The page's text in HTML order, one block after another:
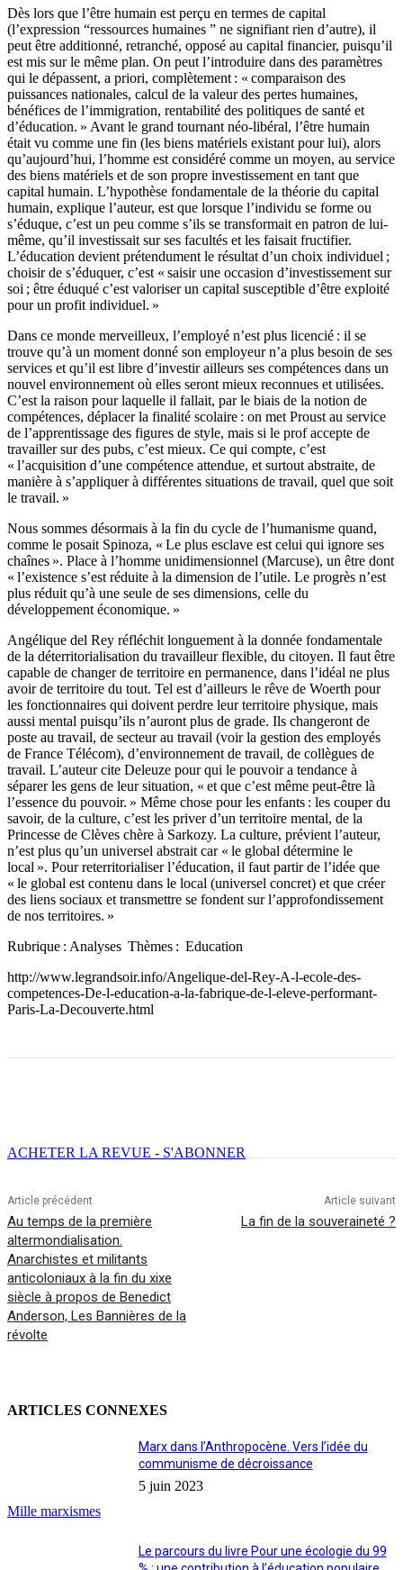
Dès lors que l’être humain est perçu en termes de capital
(l’expression “ressources humaines ” ne signifiant rien d’autre), il
peut être additionné, retranché, opposé au capital financier, puisqu’il
est mis sur le même plan. On peut l’introduire dans des paramètres
qui le dépassent, a priori, complètement : « comparaison des
puissances nationales, calcul de la valeur des pertes humaines,
bénéfices de l’immigration, rentabilité des politiques de santé et
d’éducation. » Avant le grand tournant néo-libéral, l’être humain
était vu comme une fin (les biens matériels existant pour lui), alors
qu’aujourd’hui, l’homme est considéré comme un moyen, au service
des biens matériels et de son propre investissement en tant que
capital humain. L’hypothèse fondamentale de la théorie du capital
humain, explique l’auteur, est que lorsque l’individu se forme ou
s’éduque, c’est un peu comme s’ils se transformait en patron de lui-
même, qu’il investissait sur ses facultés et les faisait fructifier.
L’éducation devient prétendument le résultat d’un choix individuel ;
choisir de s’éduquer, c’est « saisir une occasion d’investissement sur
soi ; être éduqué c’est valoriser un capital susceptible d’être exploité
pour un profit individuel. »
Dans ce monde merveilleux, l’employé n’est plus licencié : il se
trouve qu’à un moment donné son employeur n’a plus besoin de ses
services et qu’il est libre d’investir ailleurs ses compétences dans un
nouvel environnement où elles seront mieux reconnues et utilisées.
C’est la raison pour laquelle il fallait, par le biais de la notion de
compétences, déplacer la finalité scolaire : on met Proust au service
de l’apprentissage des figures de style, mais si le prof accepte de
travailler sur des pubs, c’est mieux. Ce qui compte, c’est
« l’acquisition d’une compétence attendue, et surtout abstraite, de
manière à s’appliquer à différentes situations de travail, quel que soit
le travail. »
Nous sommes désormais à la fin du cycle de l’humanisme quand,
comme le posait Spinoza, « Le plus esclave est celui qui ignore ses
chaînes ». Place à l’homme unidimensionnel (Marcuse), un être dont
« l’existence s’est réduite à la dimension de l’utile. Le progrès n’est
plus réduit qu’à une seule de ses dimensions, celle du
développement économique. »
Angélique del Rey réfléchit longuement à la donnée fondamentale
de la déterritorialisation du travailleur flexible, du citoyen. Il faut être
capable de changer de territoire en permanence, dans l’idéal ne plus
avoir de territoire du tout. Tel est d’ailleurs le rêve de Woerth pour
les fonctionnaires qui doivent perdre leur territoire physique, mais
aussi mental puisqu’ils n’auront plus de grade. Ils changeront de
poste au travail, de secteur au travail (voir la gestion des employés
de France Télécom), d’environnement de travail, de collègues de
travail. L’auteur cite Deleuze pour qui le pouvoir a tendance à
séparer les gens de leur situation, « et que c’est même peut-être là
l’essence du pouvoir. » Même chose pour les enfants : les couper du
savoir, de la culture, c’est les priver d’un territoire mental, de la
Princesse de Clèves chère à Sarkozy. La culture, prévient l’auteur,
n’est plus qu’un universel abstrait car « le global détermine le
local ». Pour reterritorialiser l’éducation, il faut partir de l’idée que
« le global est contenu dans le local (universel concret) et que créer
des liens sociaux et transmettre se fondent sur l’approfondissement
de nos territoires. »
Rubrique : Analyses Thèmes : Education
http://www.legrandsoir.info/Angelique-del-Rey-A-l-ecole-des-
competences-De-l-education-a-la-fabrique-de-l-eleve-performant-
Paris-La-Decouverte.html
ACHETER LA REVUE - S'ABONNER
Article précédent
Au temps de la première
altermondialisation.
Anarchistes et militants
anticoloniaux à la fin du xixe
siècle à propos de Benedict
Anderson, Les Bannières de la
révolte
Article suivant
La fin de la souveraineté ?
ARTICLES CONNEXES
Mille marxismes
Marx dans l’Anthropocène. Vers l’idée du
communisme de décroissance
5 juin 2023
Le parcours du livre Pour une écologie du 99